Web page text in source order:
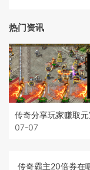
热门资讯
07-07
传奇霸主20倍券在